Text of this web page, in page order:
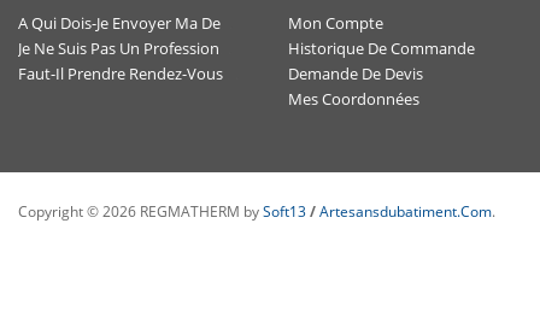
Mon Compte
Historique De Commande
Demande De Devis
Mes Coordonnées
Copyright © 2026 REGMATHERM bySoft13/Artesansdubatiment.com.